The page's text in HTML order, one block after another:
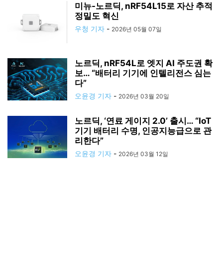
미뉴-노르딕, nRF54L15로 자산 추적
정밀도 혁신
우청 기자 - 2026년 05월 07일
노르딕, nRF54L로 엣지 AI 주도권 확
보… “배터리 기기에 인텔리전스 심는
다”
오윤경 기자 - 2026년 03월 20일
노르딕, ‘연료 게이지 2.0’ 출시… “IoT
기기 배터리 수명, 인공지능급으로 관
리한다”
오윤경 기자 - 2026년 03월 12일